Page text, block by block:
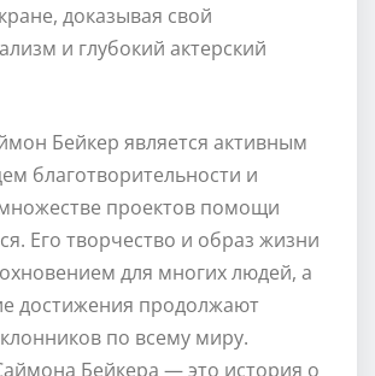
доказывая свой
и глубокий актерский
Бейкер является активным
благотворительности и
множестве проектов помощи
Его творчество и образ жизни
для многих людей, а
достижения продолжают
по всему миру.
Бейкера — это история о